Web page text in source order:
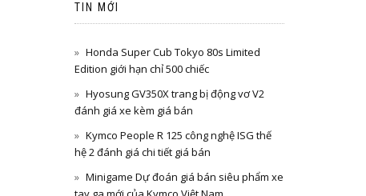
TIN MỚI
Honda Super Cub Tokyo 80s Limited
Edition giới hạn chỉ 500 chiếc
Hyosung GV350X trang bị động vơ V2
đánh giá xe kèm giá bán
Kymco People R 125 công nghệ ISG thế
hệ 2 đánh giá chi tiết giá bán
Minigame Dự đoán giá bán siêu phẩm xe